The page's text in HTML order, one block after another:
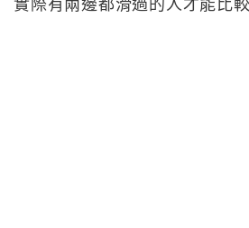
實際有兩邊都滑過的人才能比